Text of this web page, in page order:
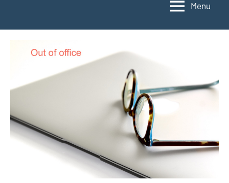
Menu